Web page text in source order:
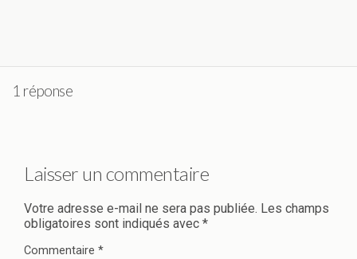
1 réponse
Laisser un commentaire
Votre adresse e-mail ne sera pas publiée. Les champs
obligatoires sont indiqués avec *
Commentaire *